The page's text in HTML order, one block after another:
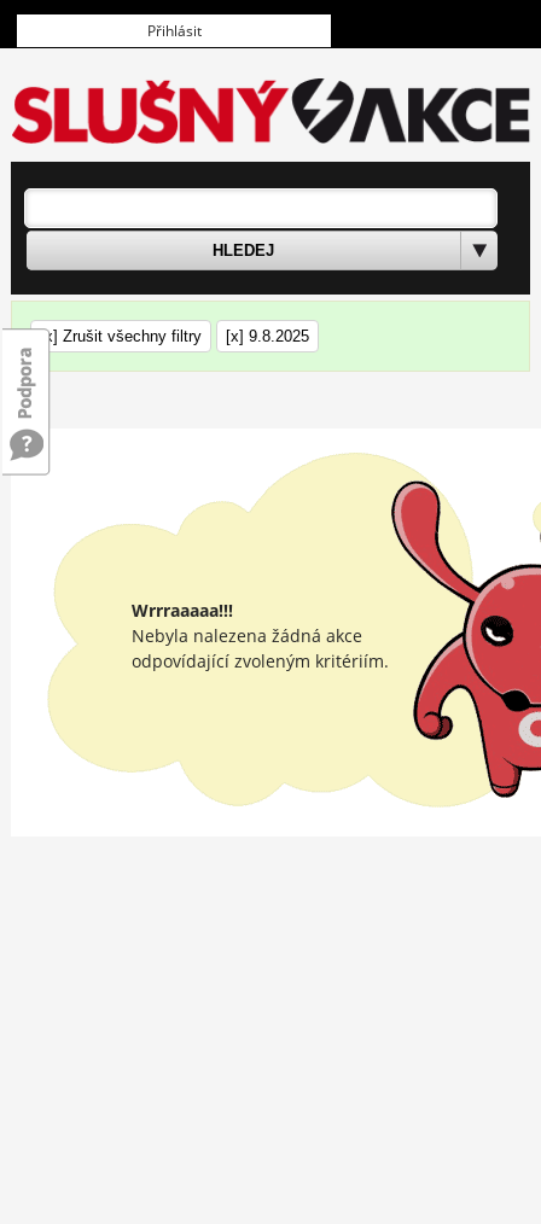
Wrrraaaaa!!!
Nebyla nalezena žádná akce
odpovídající zvoleným kritériím.